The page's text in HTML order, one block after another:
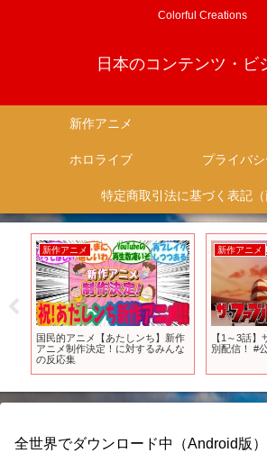
Colorful Creations
日本のコンテンツ・ビ
新作アニメ
ホロライブ
新作アニメ
国民的アニメ【あたしンち】新作
アニメ制作決定！に対するみんな
の反応集
新作アニメ
【1～3話
別配信！ #
全世界でダウンロード中（Android版）